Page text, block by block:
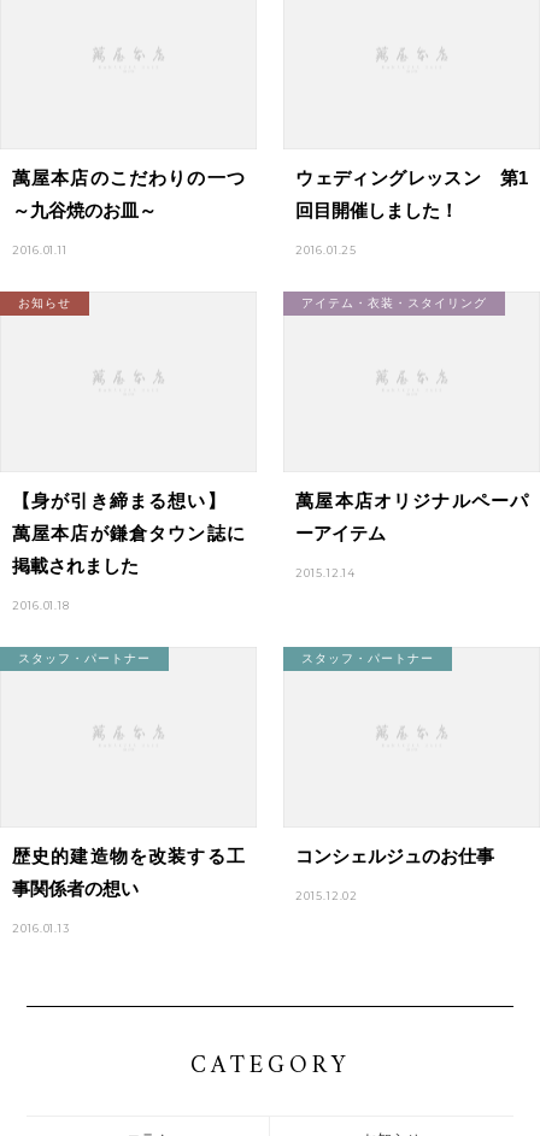
萬屋本店のこだわりの一つ
～九谷焼のお皿～
2016.01.11
ウェディングレッスン 第1
回目開催しました！
2016.01.25
お知らせ
【身が引き締まる想い】
萬屋本店が鎌倉タウン誌に
掲載されました
2016.01.18
アイテム・衣装・スタイリング
萬屋本店オリジナルペーパ
ーアイテム
2015.12.14
スタッフ・パートナー
歴史的建造物を改装する工
事関係者の想い
2016.01.13
スタッフ・パートナー
コンシェルジュのお仕事
2015.12.02
CATEGORY